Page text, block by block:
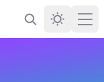
Cerca
Darkmode